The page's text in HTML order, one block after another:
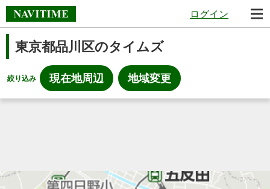
ログイン
東京都品川区のタイムズ
絞り込み 現在地周辺 地域変更